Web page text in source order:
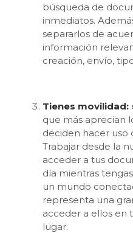
búsqueda de
inmediatos.
separarlos de
información
creación, envío,
Tienes movilidad:
que más aprecian
deciden hacer uso
Trabajar desde la
acceder a tus
día mientras
un mundo
representa una
acceder a ellos en
lugar.